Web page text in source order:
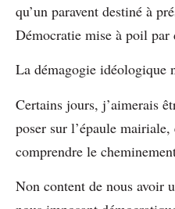
qu’un paravent destiné à
Démocratie mise à poil par
La démagogie idéologique
Certains jours, j’aimerais
poser sur l’épaule
comprendre le
Non content de nous avoir